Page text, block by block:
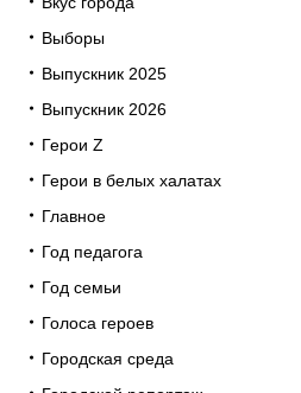
Выборы
Выпускник 2025
Выпускник 2026
Герои Z
Герои в белых халатах
Главное
Год педагога
Год семьи
Голоса героев
Городская среда